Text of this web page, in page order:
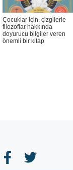
Çocuklar için, çizgilerle
filozoflar hakkında
doyurucu bilgiler veren
önemli bir kitap